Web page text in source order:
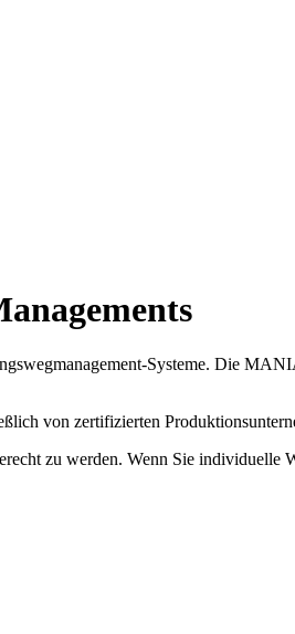
Systeme. Die
von zertifizierten
zu werden. Wenn Sie individuelle